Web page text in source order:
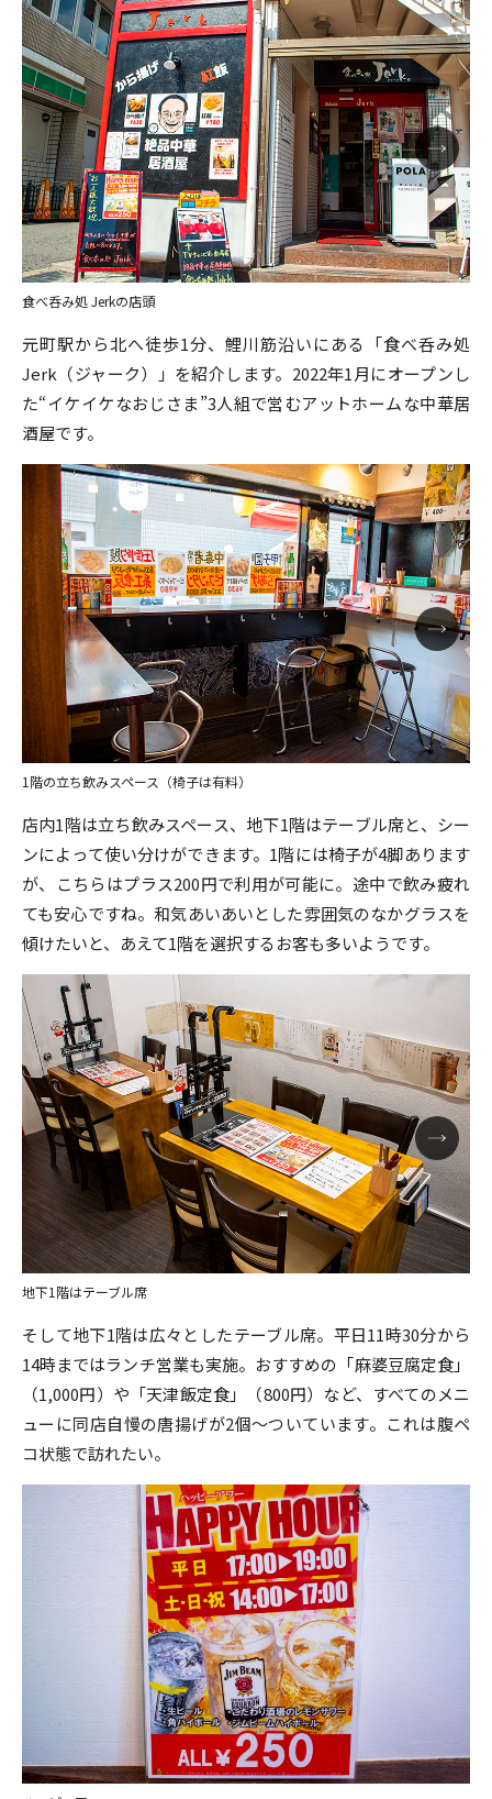
食べ呑み処 Jerkの店頭
元町駅から北へ徒歩1分、鯉川筋沿いにある「食べ呑み処
Jerk（ジャーク）」を紹介します。2022年1月にオープンし
た“イケイケなおじさま”3人組で営むアットホームな中華居
酒屋です。
1階の立ち飲みスペース（椅子は有料）
店内1階は立ち飲みスペース、地下1階はテーブル席と、シー
ンによって使い分けができます。1階には椅子が4脚あります
が、こちらはプラス200円で利用が可能に。途中で飲み疲れ
ても安心ですね。和気あいあいとした雰囲気のなかグラスを
傾けたいと、あえて1階を選択するお客も多いようです。
地下1階はテーブル席
そして地下1階は広々としたテーブル席。平日11時30分から
14時まではランチ営業も実施。おすすめの「麻婆豆腐定食」
（1,000円）や「天津飯定食」（800円）など、すべてのメニ
ューに同店自慢の唐揚げが2個～ついています。これは腹ペ
コ状態で訪れたい。